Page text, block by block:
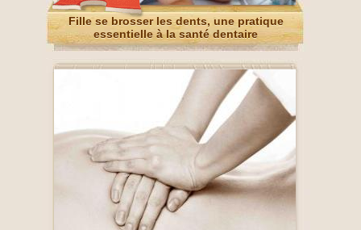
Fille se brosser les dents, une pratique
essentielle à la santé dentaire